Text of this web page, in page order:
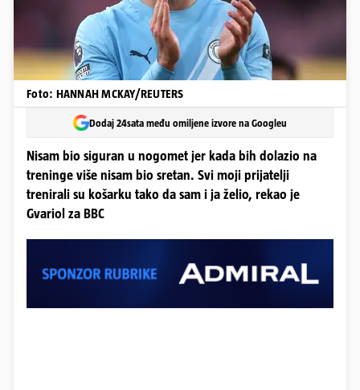
Foto: HANNAH MCKAY/REUTERS
Dodaj 24sata među omiljene izvore na Googleu
Nisam bio siguran u nogomet jer kada bih dolazio na
treninge više nisam bio sretan. Svi moji prijatelji
trenirali su košarku tako da sam i ja želio, rekao je
Gvariol za BBC